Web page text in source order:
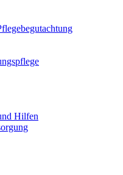
Hilfen